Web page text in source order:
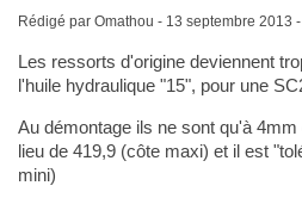
Rédigé par Omathou - 13 septembre 2013 -
Les ressorts d'origine deviennent
l'huile hydraulique "15", pour une
Au démontage ils ne sont qu'à
lieu de 419,9 (côte maxi) et il est
mini)